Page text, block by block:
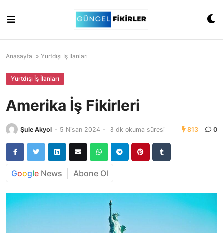
content
Anasayfa » Yurtdışı İş İlanları
Yurtdışı İş İlanları
Amerika İş Fikirleri
Şule Akyol - 5 Nisan 2024 - 8 dk okuma süresi 813 0
Google News Abone Ol